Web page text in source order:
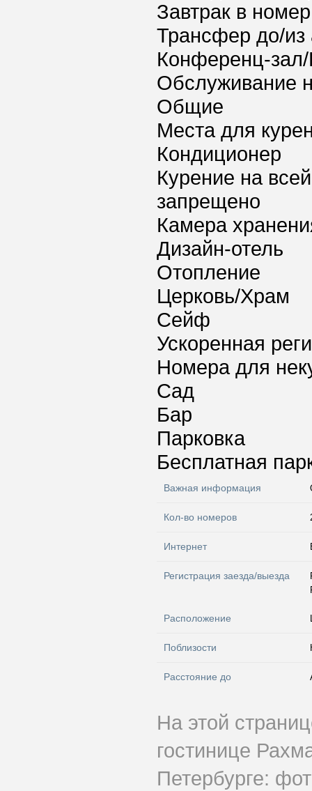
Завтрак в номер
Трансфер до/из
Конференц-
Обслуживание
Общие
Места для
Кондиционер
Курение на
запрещено
Камера
Дизайн-отель
Отопление
Церковь/Храм
Сейф
Ускоренная
Номера для
Сад
Бар
Парковка
Бесплатная
Важная информация
Кол-во номеров
Интернет
Регистрация заезда/выезда
Расположение
Поблизости
Расстояние до
На этой
гостинице
Петербурге: